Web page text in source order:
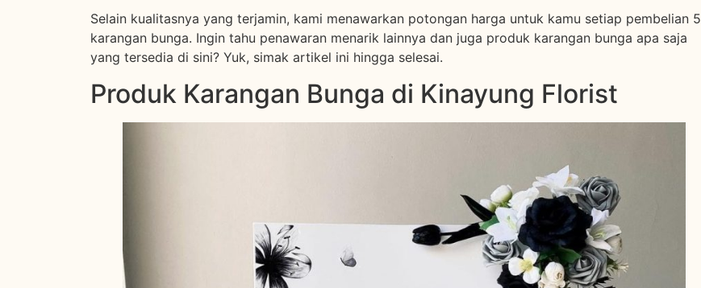
Selain kualitasnya yang terjamin, kami menawarkan potongan harga untuk kamu setiap pembelian 5
karangan bunga. Ingin tahu penawaran menarik lainnya dan juga produk karangan bunga apa saja
yang tersedia di sini? Yuk, simak artikel ini hingga selesai.
Produk Karangan Bunga di Kinayung Florist